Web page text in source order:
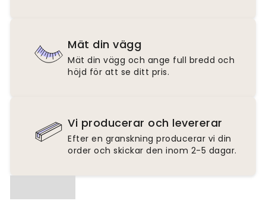
Mät din vägg
Mät din vägg och ange full bredd och
höjd för att se ditt pris.
Vi producerar och levererar
Efter en granskning producerar vi din
order och skickar den inom 2-5 dagar.